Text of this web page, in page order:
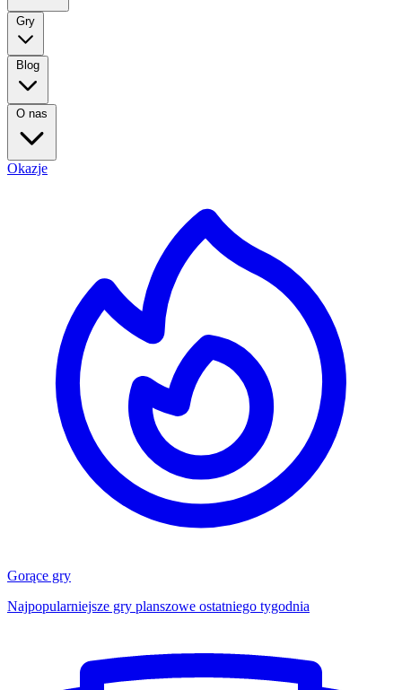
Gry
Blog
O nas
Okazje
Gorące gry
Najpopularniejsze gry planszowe ostatniego tygodnia